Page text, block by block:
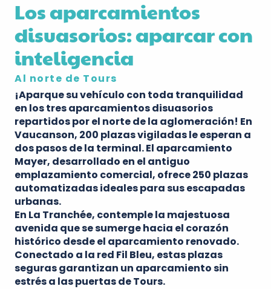
Los aparcamientos
disuasorios: aparcar con
inteligencia
Al norte de Tours
¡Aparque su vehículo con toda tranquilidad
en los tres aparcamientos disuasorios
repartidos por el norte de la aglomeración! En
Vaucanson, 200 plazas vigiladas le esperan a
dos pasos de la terminal.El aparcamiento
Mayer, desarrollado en el antiguo
emplazamiento comercial, ofrece 250 plazas
automatizadas ideales para sus escapadas
urbanas.
En La Tranchée, contemple la majestuosa
avenida que se sumerge hacia el corazón
histórico desde el aparcamiento renovado.
Conectado a la red Fil Bleu, estas plazas
seguras garantizan un aparcamiento sin
estrés a las puertas de Tours.